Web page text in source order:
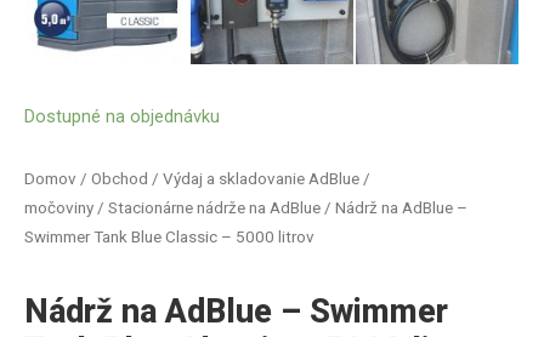
Domov / Obchod / Výdaj a skladovanie AdBlue /
močoviny / Stacionárne nádrže na AdBlue / Nádrž na AdBlue –
Swimmer Tank Blue Classic – 5000 litrov
Nádrž na AdBlue – Swimmer
Dostupné na objednávku